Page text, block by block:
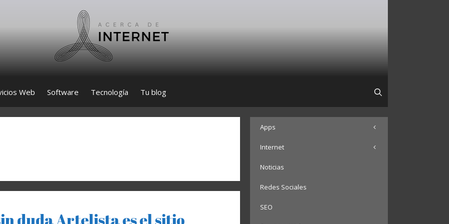
Web Software Tecnología Tu blog
duda Artelista es el sitio
Apps
Internet
Noticias
Redes Sociales
SEO